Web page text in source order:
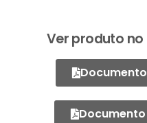
Ver produto